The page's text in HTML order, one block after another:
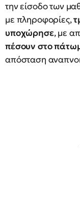
την είσοδο των
με πληροφορίες,
υποχώρησε, με
πέσουν στο
απόσταση